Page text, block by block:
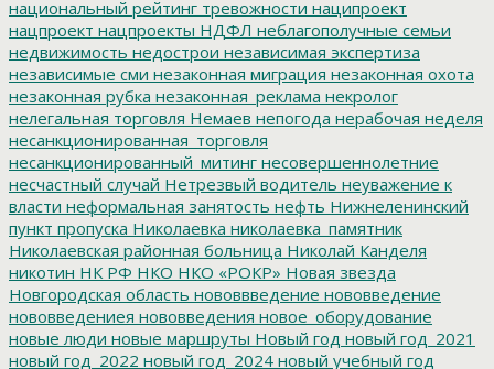
национальный рейтинг тревожности наципроект
нацпроект нацпроекты НДФЛ неблагополучные семьи
недвижимость недострои независимая экспертиза
независимые сми незаконная миграция незаконная охота
незаконная рубка незаконная_реклама некролог
нелегальная торговля Немаев непогода нерабочая неделя
несанкционированная_торговля
несанкционированный_митинг несовершеннолетние
несчастный случай Нетрезвый водитель неуважение к
власти неформальная занятость нефть Нижнеленинский
пункт пропуска Николаевка николаевка_памятник
Николаевская районная больница Николай Канделя
никотин НК РФ НКО НКО «РОКР» Новая звезда
Новгородская область нововвведение нововведение
нововведениея нововведения новое_оборудование
новые люди новые маршруты Новый год новый год_2021
новый год_2022 новый год_2024 новый учебный год